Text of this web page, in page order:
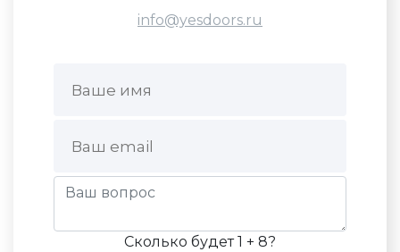
info@yesdoors.ru
Сколько будет 1 + 8?